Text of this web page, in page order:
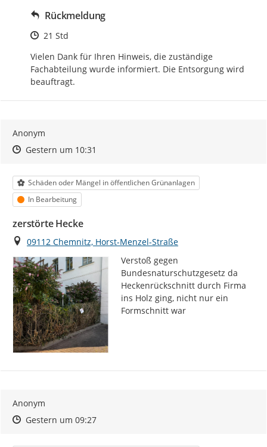
Rückmeldung
Zeitpunkt des Erstellens
21 Std
Vielen Dank für Ihren Hinweis, die zuständige
Fachabteilung wurde informiert. Die Entsorgung wird
beauftragt.
Anonym
Zeitpunkt des Erstellens
Zeitpunkt des Erstellens
Gestern um 10:31
Kategorie
Schäden oder Mängel in öffentlichen Grünanlagen
Status
In Bearbeitung
zerstörte Hecke
Ort
09112 Chemnitz, Horst-Menzel-Straße
Verstoß gegen
Bundesnaturschutzgesetz da
Heckenrückschnitt durch Firma
ins Holz ging, nicht nur ein
Formschnitt war
Anonym
Zeitpunkt des Erstellens
Zeitpunkt des Erstellens
Gestern um 09:27Zur Äußerung